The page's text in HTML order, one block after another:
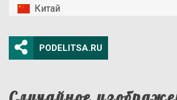
Китай
PODELITSA.RU